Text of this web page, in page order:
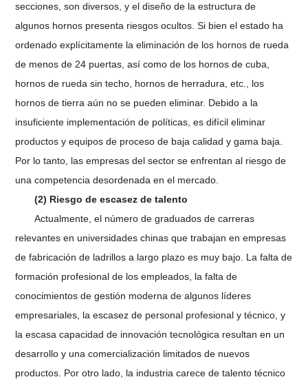
secciones, son diversos, y el diseño de la estructura de
algunos hornos presenta riesgos ocultos. Si bien el estado ha
ordenado explícitamente la eliminación de los hornos de rueda
de menos de 24 puertas, así como de los hornos de cuba,
hornos de rueda sin techo, hornos de herradura, etc., los
hornos de tierra aún no se pueden eliminar. Debido a la
insuficiente implementación de políticas, es difícil eliminar
productos y equipos de proceso de baja calidad y gama baja.
Por lo tanto, las empresas del sector se enfrentan al riesgo de
una competencia desordenada en el mercado.
(2) Riesgo de escasez de talento
Actualmente, el número de graduados de carreras
relevantes en universidades chinas que trabajan en empresas
de fabricación de ladrillos a largo plazo es muy bajo. La falta de
formación profesional de los empleados, la falta de
conocimientos de gestión moderna de algunos líderes
empresariales, la escasez de personal profesional y técnico, y
la escasa capacidad de innovación tecnológica resultan en un
desarrollo y una comercialización limitados de nuevos
productos. Por otro lado, la industria carece de talento técnico